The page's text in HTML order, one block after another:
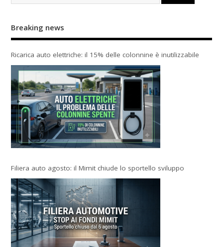
Breaking news
Ricarica auto elettriche: il 15% delle colonnine è inutilizzabile
Filiera auto agosto: il Mimit chiude lo sportello sviluppo